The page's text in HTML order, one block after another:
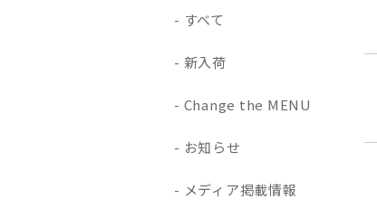
すべて
新入荷
Change the MENU
お知らせ
メディア掲載情報